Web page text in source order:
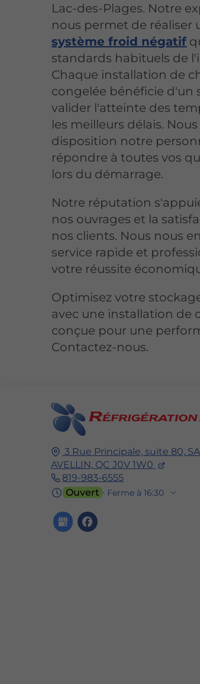
Lac-des-Plages. Notre
nous permet de réaliser
système froid négatif
standards habituels de
Chaque installation de
congelée bénéficie d'un
valider l'atteinte des
les meilleurs délais.
disposition notre
répondre à toutes vos
lors du démarrage.
Notre réputation
nos ouvrages et la
nos clients. Nous nous
service rapide et
votre réussite
Optimisez votre
avec une installation de
conçue pour une
Contactez-nous.
3 Rue Principale, suite 80,
AVELLIN, QC J0V 1W0
819-983-6555
Ouvert ⋅ Ferme à 16:30